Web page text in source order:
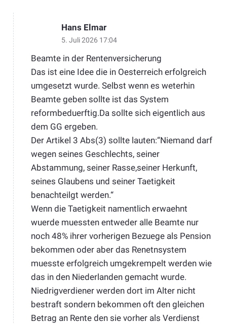
Hans Elmar
5. Juli 2026 17:04
Beamte in der Rentenversicherung
Das ist eine Idee die in Oesterreich erfolgreich
umgesetzt wurde. Selbst wenn es weterhin
Beamte geben sollte ist das System
reformbeduerftig.Da sollte sich eigentlich aus
dem GG ergeben.
Der Artikel 3 Abs(3) sollte lauten:“Niemand darf
wegen seines Geschlechts, seiner
Abstammung, seiner Rasse,seiner Herkunft,
seines Glaubens und seiner Taetigkeit
benachteilgt werden.“
Wenn die Taetigkeit namentlich erwaehnt
wuerde muessten entweder alle Beamte nur
noch 48% ihrer vorherigen Bezuege als Pension
bekommen oder aber das Renetnsystem
muesste erfolgreich umgekrempelt werden wie
das in den Niederlanden gemacht wurde.
Niedrigverdiener werden dort im Alter nicht
bestraft sondern bekommen oft den gleichen
Betrag an Rente den sie vorher als Verdienst